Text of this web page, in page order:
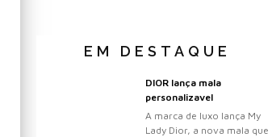
EM DESTAQUE
DIOR lança mala
personalizavel
A marca de luxo lança My
Lady Dior, a nova mala que